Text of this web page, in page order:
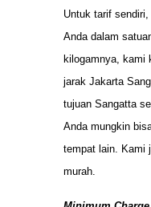
Untuk tarif
Anda dalam
kilogamnya, kami
jarak Jakarta
tujuan Sangatta
Anda mungkin
tempat lain. Kami
murah.